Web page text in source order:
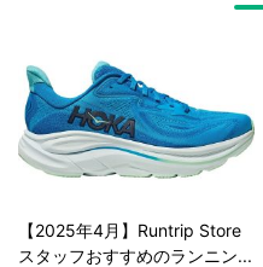
【2025年4月】Runtrip Store
スタッフおすすめのランニン...